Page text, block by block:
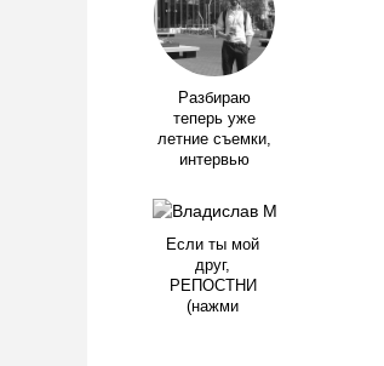
Разбираю
теперь уже
летние съемки,
интервью
Если ты мой
друг,
РЕПОСТНИ
(нажми